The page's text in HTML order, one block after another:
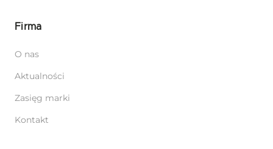
Firma
O nas
Aktualności
Zasięg marki
Kontakt